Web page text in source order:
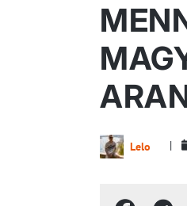
Lelo